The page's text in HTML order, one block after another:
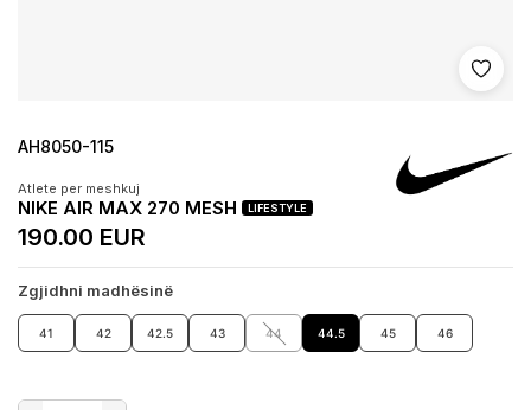
Shto
AH8050-115
Atlete per meshkuj
NIKE AIR MAX 270 MESH LIFESTYLE
190.00 EUR
Zgjidhni madhësinë
41 42 42.5 43 44 44.5 45 46